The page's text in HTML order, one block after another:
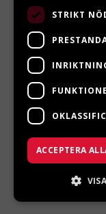
LJUNGBERGS
POWERED BY
STRIKT
ACCEPTERA